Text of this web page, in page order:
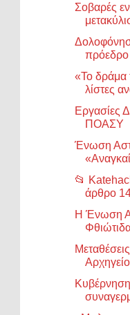
Σοβαρές
πρόεδρο
«Το δράμα
λίστες
Εργασίες
ΠΟΑΣΥ
Ένωση
📂
άρθρο
Η Ένωση
Κυβέρνηση